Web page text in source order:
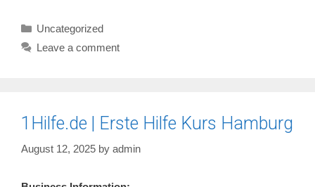
Categories
Uncategorized
Leave a comment
1Hilfe.de | Erste Hilfe Kurs Hamburg
August 12, 2025 by admin